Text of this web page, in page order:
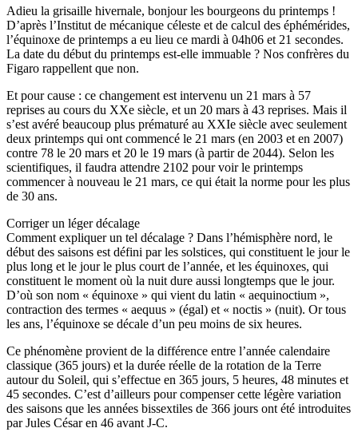
Adieu la grisaille hivernale, bonjour les bourgeons du printemps !
D’après l’Institut de mécanique céleste et de calcul des éphémérides,
l’équinoxe de printemps a eu lieu ce mardi à 04h06 et 21 secondes.
La date du début du printemps est-elle immuable ? Nos confrères du
Figaro rappellent que non.
Et pour cause : ce changement est intervenu un 21 mars à 57
reprises au cours du XXe siècle, et un 20 mars à 43 reprises. Mais il
s’est avéré beaucoup plus prématuré au XXIe siècle avec seulement
deux printemps qui ont commencé le 21 mars (en 2003 et en 2007)
contre 78 le 20 mars et 20 le 19 mars (à partir de 2044). Selon les
scientifiques, il faudra attendre 2102 pour voir le printemps
commencer à nouveau le 21 mars, ce qui était la norme pour les plus
de 30 ans.
Corriger un léger décalage
Comment expliquer un tel décalage ? Dans l’hémisphère nord, le
début des saisons est défini par les solstices, qui constituent le jour le
plus long et le jour le plus court de l’année, et les équinoxes, qui
constituent le moment où la nuit dure aussi longtemps que le jour.
D’où son nom « équinoxe » qui vient du latin « aequinoctium »,
contraction des termes « aequus » (égal) et « noctis » (nuit). Or tous
les ans, l’équinoxe se décale d’un peu moins de six heures.
Ce phénomène provient de la différence entre l’année calendaire
classique (365 jours) et la durée réelle de la rotation de la Terre
autour du Soleil, qui s’effectue en 365 jours, 5 heures, 48 minutes et
45 secondes. C’est d’ailleurs pour compenser cette légère variation
des saisons que les années bissextiles de 366 jours ont été introduites
par Jules César en 46 avant J-C.